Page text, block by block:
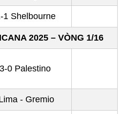
1 Shelbourne
2025 – VÒNG 1/16
0 Palestino
- Gremio